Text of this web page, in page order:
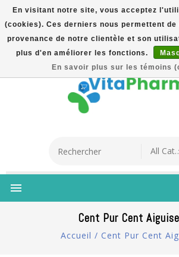
5% Korting Na Aanmelding Op
Verzending Vanaf €49 |
Français
Cent Pur Cent
Accueil / Cent Pur Cent
En visitant notre site, vous acceptez
(cookies). Ces derniers nous permettent
provenance de notre clientèle et son
plus d'en améliorer les fonctions.
En savoir plus sur les témoins